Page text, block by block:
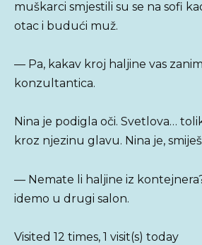
muškarci smjestili su se na sofi
otac i budući muž.
— Pa, kakav kroj haljine vas
konzultantica.
Nina je podigla oči. Svetlova…
kroz njezinu glavu. Nina je,
— Nemate li haljine iz
idemo u drugi salon.
Visited 12 times, 1 visit(s) today